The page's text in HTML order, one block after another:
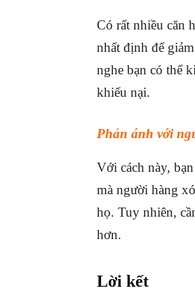
Có rất nhiều căn
nhất định để
nghe bạn có thể
khiếu nại.
Phản ánh với
Với cách này,
mà người hàng
họ. Tuy nhiên,
hơn.
Lời kết